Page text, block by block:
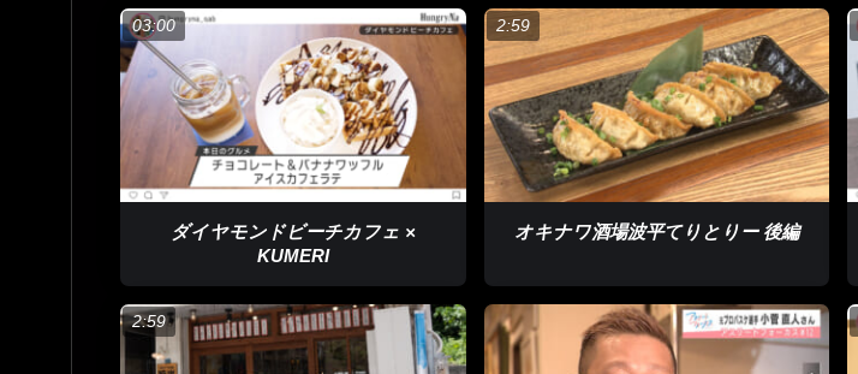
03:00
ダイヤモンドビーチカフェ ×
KUMERI
2:59
オキナワ酒場波平てりとりー 後編
2:59